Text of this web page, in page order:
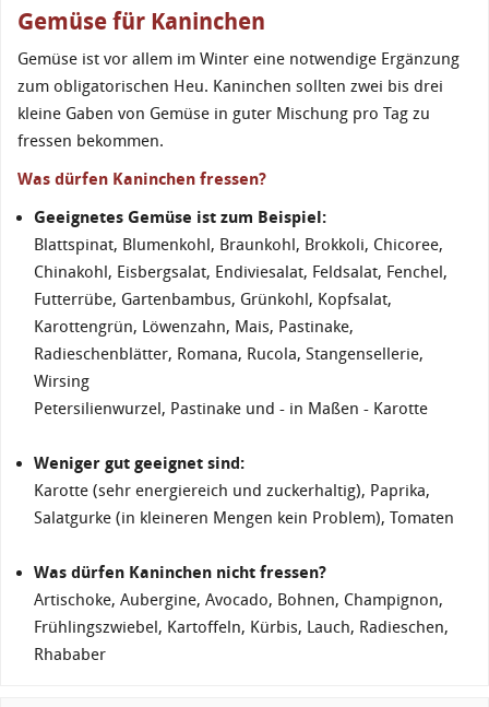
Gemüse für Kaninchen
Gemüse ist vor allem im Winter eine notwendige Ergänzung
zum obligatorischen Heu. Kaninchen sollten zwei bis drei
kleine Gaben von Gemüse in guter Mischung pro Tag zu
fressen bekommen.
Was dürfen Kaninchen fressen?
Geeignetes Gemüse ist zum Beispiel:
Blattspinat, Blumenkohl, Braunkohl, Brokkoli, Chicoree,
Chinakohl, Eisbergsalat, Endiviesalat, Feldsalat, Fenchel,
Futterrübe, Gartenbambus, Grünkohl, Kopfsalat,
Karottengrün, Löwenzahn, Mais, Pastinake,
Radieschenblätter, Romana, Rucola, Stangensellerie,
Wirsing
Petersilienwurzel, Pastinake und - in Maßen - Karotte
Weniger gut geeignet sind:
Karotte (sehr energiereich und zuckerhaltig), Paprika,
Salatgurke (in kleineren Mengen kein Problem), Tomaten
Was dürfen Kaninchen nicht fressen?
Artischoke, Aubergine, Avocado, Bohnen, Champignon,
Frühlingszwiebel, Kartoffeln, Kürbis, Lauch, Radieschen,
Rhababer